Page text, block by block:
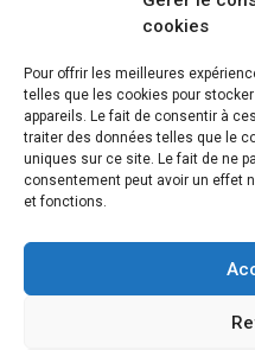
cookies
Pour offrir les meilleures
telles que les cookies pour
appareils. Le fait de consentir à
traiter des données telles que le
uniques sur ce site. Le fait de ne
consentement peut avoir un effet
et fonctions.
Disque de jeu PS5
Ultra HD Blu-ray™,
Sortie vidéo
Compatibilité avec les
8K, VRR (spécification
“Tempest” 3D